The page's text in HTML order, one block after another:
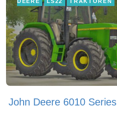
John Deere 6010 Series